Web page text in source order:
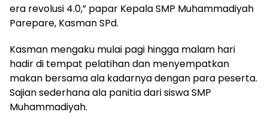
era revolusi 4.0,” papar Kepala SMP Muhammadiyah
Parepare, Kasman SPd.
Kasman mengaku mulai pagi hingga malam hari
hadir di tempat pelatihan dan menyempatkan
makan bersama ala kadarnya dengan para peserta.
Sajian sederhana ala panitia dari siswa SMP
Muhammadiyah.